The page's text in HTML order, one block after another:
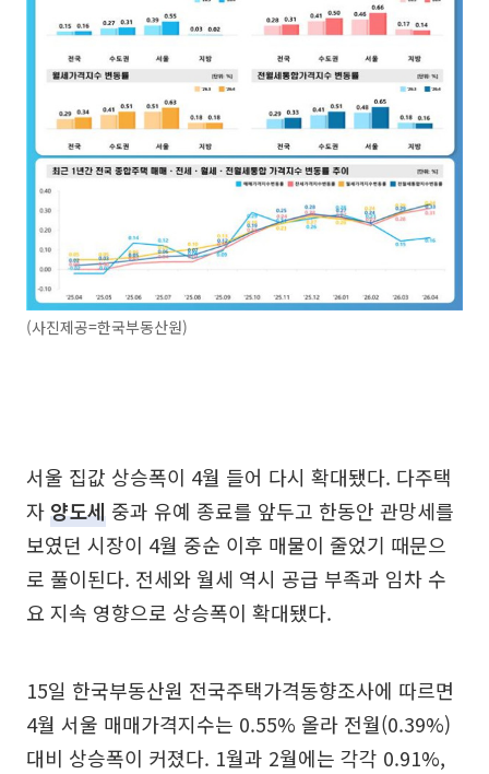
(사진제공=한국부동산원)
서울 집값 상승폭이 4월 들어 다시 확대됐다. 다주택
자양도세 중과 유예 종료를 앞두고 한동안 관망세를
보였던 시장이 4월 중순 이후 매물이 줄었기 때문으
로 풀이된다. 전세와 월세 역시 공급 부족과 임차 수
요 지속 영향으로 상승폭이 확대됐다.
15일 한국부동산원 전국주택가격동향조사에 따르면
4월 서울 매매가격지수는 0.55% 올라 전월(0.39%)
대비 상승폭이 커졌다. 1월과 2월에는 각각 0.91%,